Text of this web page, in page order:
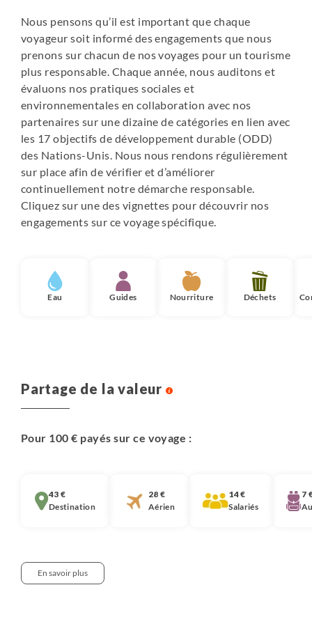
remplissage des gourdes, etc.). L'eau potable, lorsqu'elle
est disponible, est vendue sur place en quantité limitée
(environ 4 € le litre). Nous vous recommandons de
prévoir une réserve d'eau suffisante pour cette étape.
Les installations sanitaires du refuge peuvent également
être fortement sollicitées. Un kit de sac sanitaire sera
fourni par votre guide si nécessaire.
Nous pensons qu’il est important que chaque
voyageur soit informé des engagements que nous
prenons sur chacun de nos voyages pour un tourisme
plus responsable. Chaque année, nous auditons et
évaluons nos pratiques sociales et
environnementales en collaboration avec nos
partenaires sur une dizaine de catégories en lien avec
les 17 objectifs de développement durable (ODD)
des Nations-Unis. Nous nous rendons régulièrement
sur place afin de vérifier et d’améliorer
continuellement notre démarche responsable.
Cliquez sur une des vignettes pour découvrir nos
engagements sur ce voyage spécifique.
Eau Guides Nourriture Déchets
Partage de la valeur
Pour 100 € payés sur ce voyage :
43 €
Destination
28 €
Aérien
14 €
Salariés
7
En savoir plus